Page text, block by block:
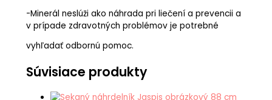
-Minerál neslúži ako náhrada pri liečení a prevencii a
v prípade zdravotných problémov je potrebné
vyhľadať odbornú pomoc.
Súvisiace produkty